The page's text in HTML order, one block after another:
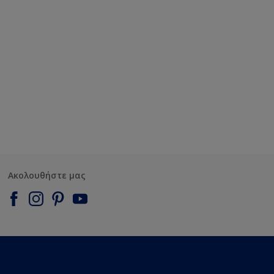
Ακολουθήστε μας